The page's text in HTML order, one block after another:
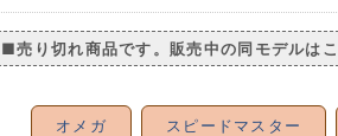
■売り切れ商品です。販売中の同モデルは
オメガ スピードマスター